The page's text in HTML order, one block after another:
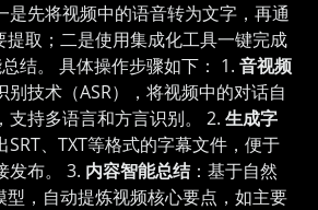
是先将视频中的语音转为文字，再通
提取；二是使用集成化工具一键完成
结。 具体操作步骤如下： 1.音视频
别技术（ASR），将视频中的对话自
支持多语言和方言识别。 2.生成字
SRT、TXT等格式的字幕文件，便于
发布。 3. 内容智能总结：基于自然
型，自动提炼视频核心要点，如主要